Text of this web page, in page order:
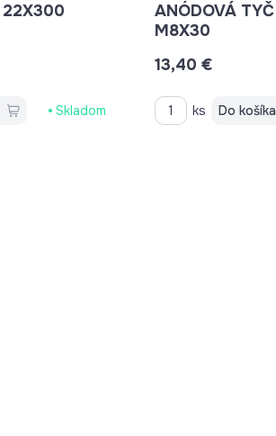
Skladom
ANÓDOVÁ TYČ 22X420
M8X30
13,40 €
ks Do košíka